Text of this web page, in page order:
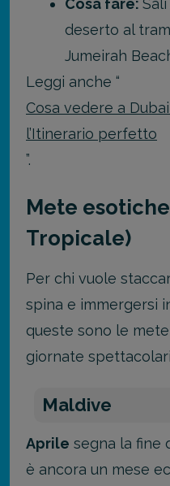
Cosa fare:
deserto al
Jumeirah
Leggi anche “
Cosa vedere a
l’Itinerario perfetto
”.
Mete
Tropicale)
Per chi vuole
spina e immergersi
queste sono le
giornate
Maldive
Aprile segna la fine
è ancora un mese